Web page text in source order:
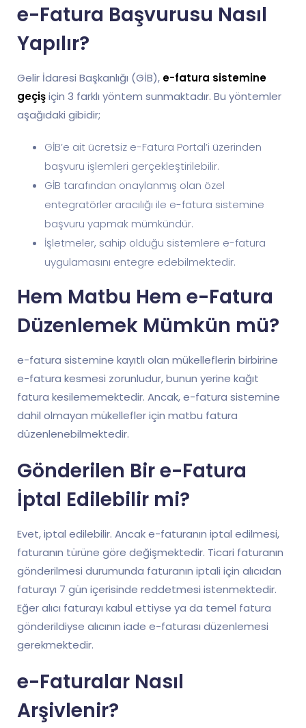
e-Fatura Başvurusu Nasıl
Yapılır?
Gelir İdaresi Başkanlığı (GİB), e-fatura sistemine
geçişiçin 3 farklı yöntem sunmaktadır. Bu yöntemler
aşağıdaki gibidir;
GİB’e ait ücretsiz e-Fatura Portal’i üzerinden
başvuru işlemleri gerçekleştirilebilir.
GİB tarafından onaylanmış olan özel
entegratörler aracılığı ile e-fatura sistemine
başvuru yapmak mümkündür.
İşletmeler, sahip olduğu sistemlere e-fatura
uygulamasını entegre edebilmektedir.
Hem Matbu Hem e-Fatura
Düzenlemek Mümkün mü?
e-fatura sistemine kayıtlı olan mükelleflerin birbirine
e-fatura kesmesi zorunludur, bunun yerine kağıt
fatura kesilememektedir. Ancak, e-fatura sistemine
dahil olmayan mükellefler için matbu fatura
düzenlenebilmektedir.
Gönderilen Bir e-Fatura
İptal Edilebilir mi?
Evet, iptal edilebilir. Ancak e-faturanın iptal edilmesi,
faturanın türüne göre değişmektedir. Ticari faturanın
gönderilmesi durumunda faturanın iptali için alıcıdan
faturayı 7 gün içerisinde reddetmesi istenmektedir.
Eğer alıcı faturayı kabul ettiyse ya da temel fatura
gönderildiyse alıcının iade e-faturası düzenlemesi
gerekmektedir.
e-Faturalar Nasıl
Arşivlenir?